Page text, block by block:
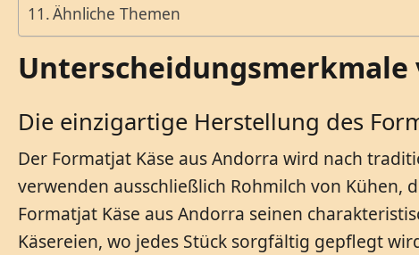
Ähnliche Themen
Die einzigartige Herstellung des
Der Formatjat Käse aus Andorra wird nach
verwenden ausschließlich Rohmilch von Kühen,
Formatjat Käse aus Andorra seinen
Käsereien, wo jedes Stück sorgfältig gepflegt